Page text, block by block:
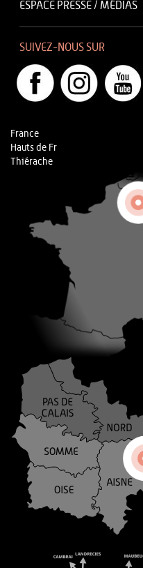
ESPACE PRESSE / MÉDIAS
SUIVEZ-NOUS SUR
France
Hauts de Fr
Thiérache